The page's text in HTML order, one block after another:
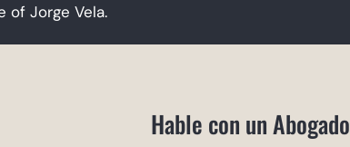
of Jorge Vela.
Hable con un